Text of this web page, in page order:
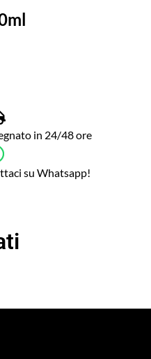
in 24/48 ore
su Whatsapp!